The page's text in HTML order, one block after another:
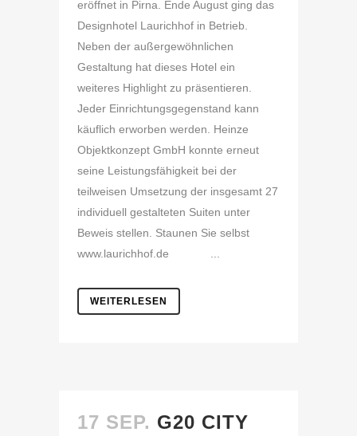
eröffnet in Pirna. Ende August ging das
Designhotel Laurichhof in Betrieb.
Neben der außergewöhnlichen
Gestaltung hat dieses Hotel ein
weiteres Highlight zu präsentieren.
Jeder Einrichtungsgegenstand kann
käuflich erworben werden. Heinze
Objektkonzept GmbH konnte erneut
seine Leistungsfähigkeit bei der
teilweisen Umsetzung der insgesamt 27
individuell gestalteten Suiten unter
Beweis stellen. Staunen Sie selbst
www.laurichhof.de ...
WEITERLESEN
17 SEP. G20 CITY